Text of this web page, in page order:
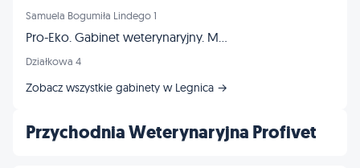
Przychodnia Weterynaryjna Profivet
Samuela Bogumiła Lindego 1
Pro-Eko. Gabinet weterynaryjny. Madejek-Garstka E., Garstka Z.
Działkowa 4
Zobacz wszystkie gabinety w Legnica →